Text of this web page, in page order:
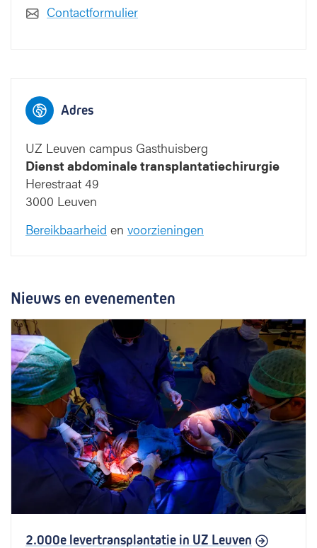
Contactformulier
Adres
UZ Leuven campus Gasthuisberg
Dienst abdominale transplantatiechirurgie
Herestraat 49
3000 Leuven
Bereikbaarheid en voorzieningen
Nieuws en evenementen
2.000e levertransplantatie in UZ Leuven